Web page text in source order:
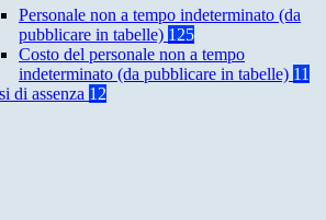
Personale non a tempo indeterminato (da
pubblicare in tabelle) 125
Costo del personale non a tempo
indeterminato (da pubblicare in tabelle) 11
di assenza 12